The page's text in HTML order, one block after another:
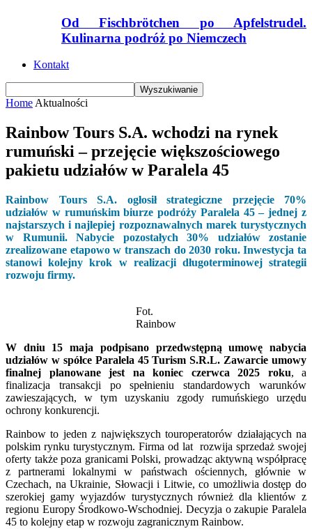
Od Fischbrötchen po Apfelstrudel.
Kulinarna podróż po Niemczech
Kontakt
Home Aktualności
Rainbow Tours S.A. wchodzi na rynek
rumuński – przejęcie większościowego
pakietu udziałów w Paralela 45
Rainbow Tours S.A. ogłosił strategiczne przejęcie 70%
udziałów w rumuńskim biurze podróży Paralela 45 – jednej z
najstarszych i najlepiej rozpoznawalnych marek turystycznych
w Rumunii. Nabycie pozostałych 30% udziałów zostanie
zrealizowane etapowo w transzach do 2030 roku. Inwestycja ta
stanowi kolejny krok w realizacji długoterminowej strategii
rozwoju firmy.
Fot.
Rainbow
W dniu 15 maja podpisano przedwstępną umowę nabycia
udziałów w spółce Paralela 45 Turism S.R.L. Zawarcie umowy
finalnej planowane jest na koniec czerwca 2025 roku, a
finalizacja transakcji po spełnieniu standardowych warunków
zawieszających, w tym uzyskaniu zgody rumuńskiego urzędu
ochrony konkurencji.
Rainbow to jeden z największych touroperatorów działających na
polskim rynku turystycznym. Firma od lat rozwija sprzedaż swojej
oferty także poza granicami Polski, prowadząc aktywną współpracę
z partnerami lokalnymi w państwach ościennych, głównie w
Czechach, na Ukrainie, Słowacji i Litwie, co umożliwia dostęp do
szerokiej gamy wyjazdów turystycznych również dla klientów z
regionu Europy Środkowo-Wschodniej. Decyzja o zakupie Paralela
45 to kolejny etap w rozwoju zagranicznym Rainbow.